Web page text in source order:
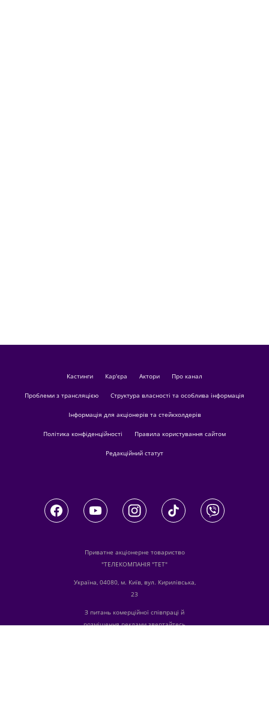
кастинги Кар'єра актори Про канал
Проблеми з трансляцією Структура власності та особлива інформація
Інформація для акціонерів та стейкхолдерів
Політика конфіденційності Правила користування сайтом
Редакційний статут
Приватне акціонерне товариство
"ТЕЛЕКОМПАНІЯ "ТЕТ"
Україна, 04080, м. Київ, вул. Кирилівська,
23
З питань комерційної співпраці й
розміщення реклами звертайтесь